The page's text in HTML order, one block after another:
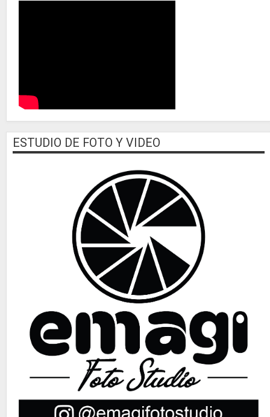
ESTUDIO DE FOTO Y VIDEO